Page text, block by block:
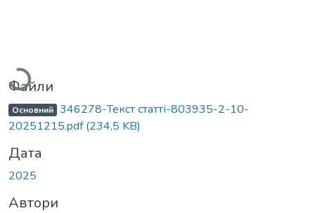
Вантажиться...
Файли
Основний 346278-Текст статті-803935-2-10-
20251215.pdf(234,5 KB)
Дата
2025
Автори